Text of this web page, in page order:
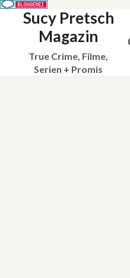
Sucy Pretsch
Magazin
True Crime, Filme,
Serien + Promis